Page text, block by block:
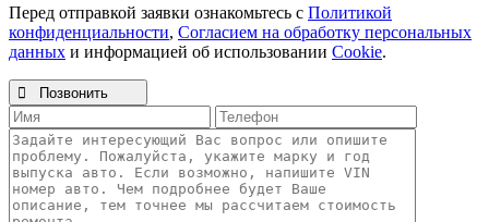
Перед отправкой заявки ознакомьтесь с Политикой
конфиденциальности, Согласием на обработку персональных
данных и информацией об использовании Cookie.
 Позвонить